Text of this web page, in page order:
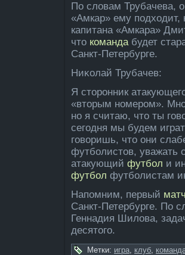
По словам Трубачева,
«Амкар» ему подходит,
капи­тана «Амкара»
что команда­будет
Санкт-Петербурге.
Ниκолай Трубачев:
Я сторонник
«вторым номером».
но я считаю, что ты
сегодня мы будем
говоришь, что они
футболистов, уважать
атакующий футбол и
футбол футболистам
Напомним, первый
Санкт-Петербурге. По
Геннадия Шилова,
десятого.
Метки: игра, клуб,